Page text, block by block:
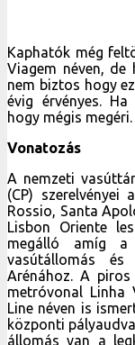
Kaphatók még
Viagem néven,
nem biztos hogy
évig érvényes.
hogy mégis megéri.
Vonatozás
A nemzeti
(CP)
Rossio, Santa
Lisbon Oriente
megálló amíg a
vasútállomás
Arénához. A
metróvonal Linha
Line néven is
központi
állomás van a